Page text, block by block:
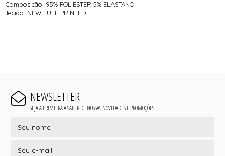
Composição: 95% POLIESTER 5% ELASTANO
Tecido: NEW TULE PRINTED
NEWSLETTER
SEJA A PRIMEIRA A SABER DE NOSSAS NOVIDADES E PROMOÇÕES!